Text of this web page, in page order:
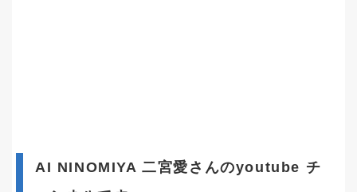
AI NINOMIYA 二宮愛さんのyoutube チ